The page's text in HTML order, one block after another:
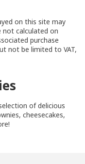
on this site may
not calculated on
purchase
not be limited to VAT,
of delicious
cheesecakes,